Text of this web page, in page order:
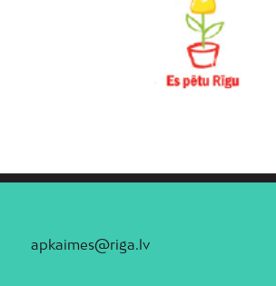
apkaimes@riga.lv